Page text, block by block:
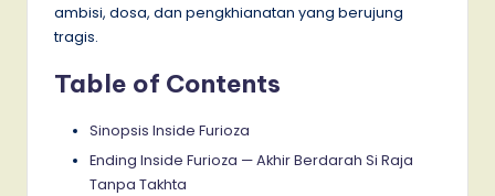
ambisi, dosa, dan pengkhianatan yang berujung
tragis.
Table of Contents
Sinopsis Inside Furioza
Ending Inside Furioza — Akhir Berdarah Si Raja
Tanpa Takhta